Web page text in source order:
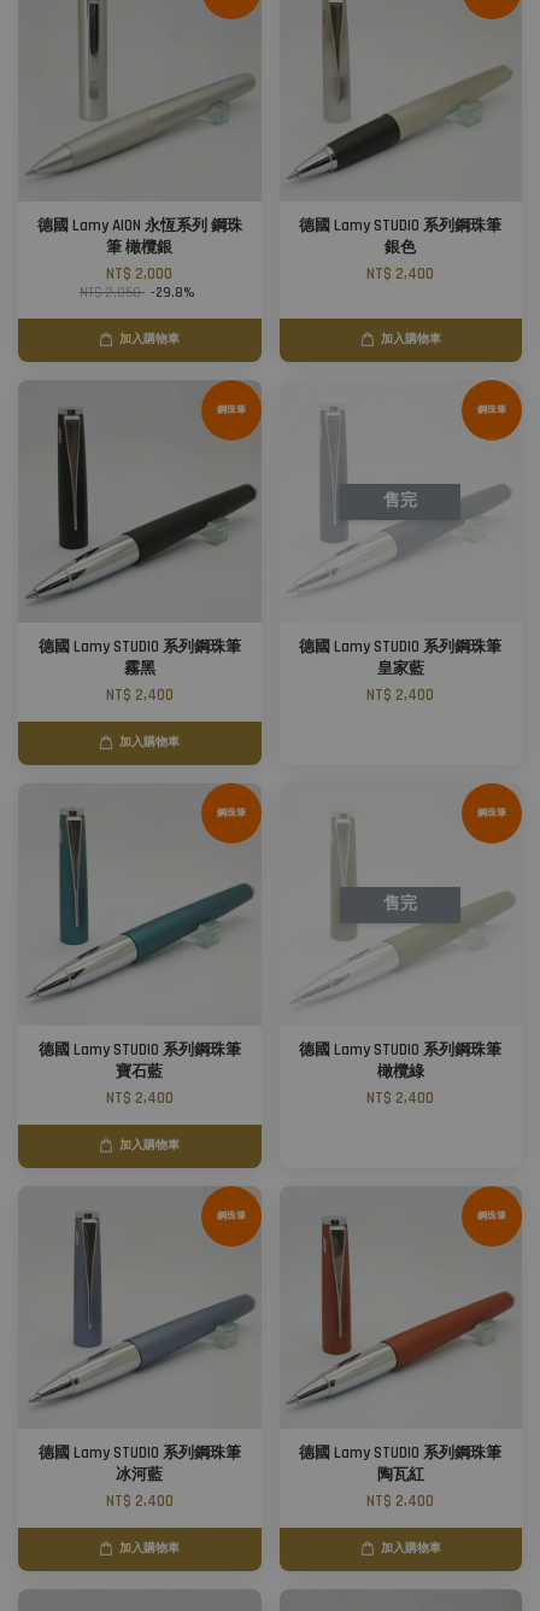
德國 Lamy AION 永恆系列 鋼珠
筆 橄欖銀
NT$ 2,000
NT$ 2,850 -29.8%
加入購物車
德國 Lamy STUDIO 系列鋼珠筆
銀色
NT$ 2,400
加入購物車
鋼珠筆
德國 Lamy STUDIO 系列鋼珠筆
霧黑
NT$ 2,400
加入購物車
售完
鋼珠筆
德國 Lamy STUDIO 系列鋼珠筆
皇家藍
NT$ 2,400
鋼珠筆
德國 Lamy STUDIO 系列鋼珠筆
寶石藍
NT$ 2,400
加入購物車
售完
鋼珠筆
德國 Lamy STUDIO 系列鋼珠筆
橄欖綠
NT$ 2,400
鋼珠筆
德國 Lamy STUDIO 系列鋼珠筆
冰河藍
NT$ 2,400
加入購物車
鋼珠筆
德國 Lamy STUDIO 系列鋼珠筆
陶瓦紅
NT$ 2,400
加入購物車